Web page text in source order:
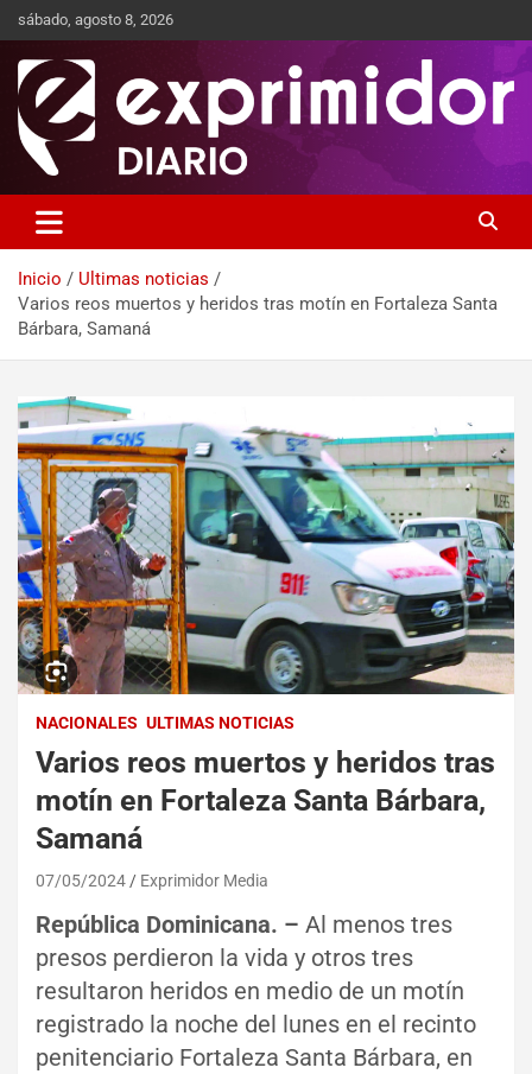
sábado, agosto 8, 2026
Exprimidor media
Inicio
Ultimas noticias
Varios reos muertos y heridos tras motín en Fortaleza Santa
Bárbara, Samaná
NACIONALES ULTIMAS NOTICIAS
Varios reos muertos y heridos tras
motín en Fortaleza Santa Bárbara,
Samaná
07/05/2024 Exprimidor Media
República Dominicana. – Al menos tres
presos perdieron la vida y otros tres
resultaron heridos en medio de un motín
registrado la noche del lunes en el recinto
penitenciario Fortaleza Santa Bárbara, en